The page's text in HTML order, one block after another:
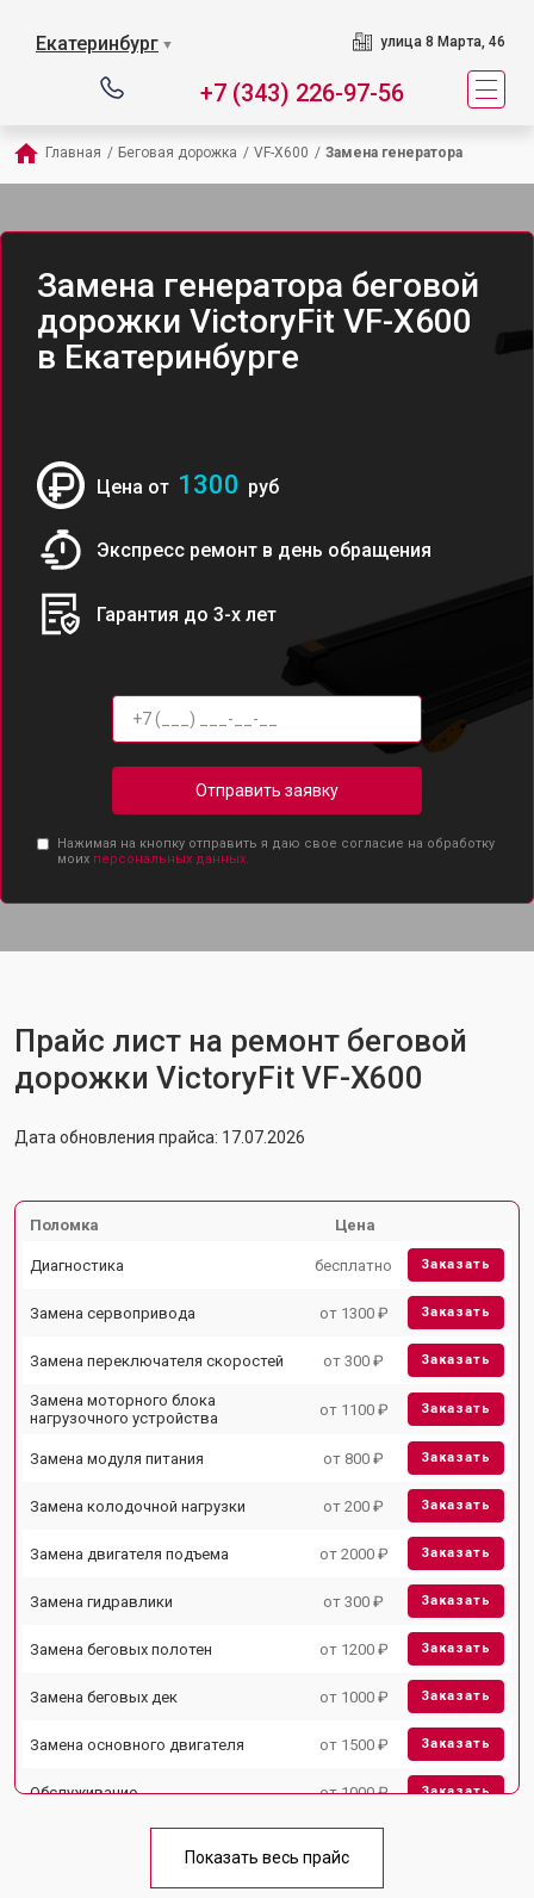
Екатеринбург ▼ улица 8 Марта, 46
+7 (343) 226-97-56
Главная / Беговая дорожка / VF-X600 / Замена генератора
Замена генератора беговой
дорожки VictoryFit VF-X600
в Екатеринбурге
Цена от 1300 руб
Экспресс ремонт в день обращения
Гарантия до 3-х лет
Отправить заявку
Нажимая на кнопку отправить я даю свое согласие на обработку
моих персональных данных.
Прайс лист на ремонт беговой
дорожки VictoryFit VF-X600
Дата обновления прайса: 17.07.2026
Поломка Цена
Диагностика бесплатно Заказать
Замена сервопривода от 1300 ₽ Заказать
Замена переключателя скоростей от 300 ₽ Заказать
Замена моторного блока
нагрузочного устройства
от 1100 ₽ Заказать
Замена модуля питания от 800 ₽ Заказать
Замена колодочной нагрузки от 200 ₽ Заказать
Замена двигателя подъема от 2000 ₽ Заказать
Замена гидравлики от 300 ₽ Заказать
Замена беговых полотен от 1200 ₽ Заказать
Замена беговых дек от 1000 ₽ Заказать
Замена основного двигателя от 1500 ₽ Заказать
Обслуживание от 1000 ₽ Заказать
Замена блока питания от 1000 ₽
Показать весь прайс